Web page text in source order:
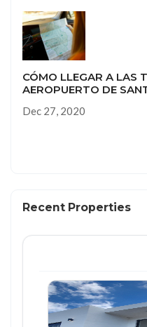
CÓMO LLEGAR A LAS
AEROPUERTO DE
Dec 27, 2020
Recent Properties